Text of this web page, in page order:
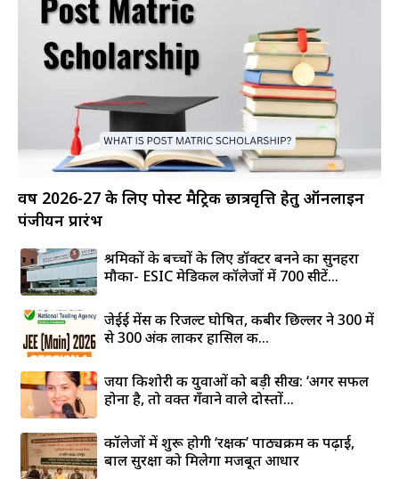
वर्ष 2026-27 के लिए पोस्ट मैट्रिक छात्रवृत्ति हेतु ऑनलाइन
पंजीयन प्रारंभ
श्रमिकों के बच्चों के लिए डॉक्टर बनने का सुनहरा
मौका- ESIC मेडिकल कॉलेजों में 700 सीटें...
जेईई मेंस की रिजल्ट घोषित, कबीर छिल्लर ने 300 में
से 300 अंक लाकर हासिल की...
जया किशोरी की युवाओं को बड़ी सीख: ‘अगर सफल
होना है, तो वक्त गँवाने वाले दोस्तों...
कॉलेजों में शुरू होगी ‘रक्षक’ पाठ्यक्रम की पढ़ाई,
बाल सुरक्षा को मिलेगा मजबूत आधार